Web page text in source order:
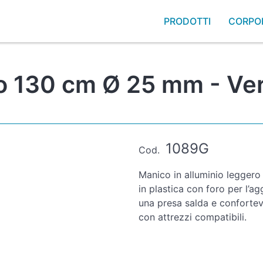
PRODOTTI
130 cm Ø 25 mm -
Cod. 1089G
Manico in alluminio
in plastica con foro per
una presa salda e
con attrezzi compatibili.